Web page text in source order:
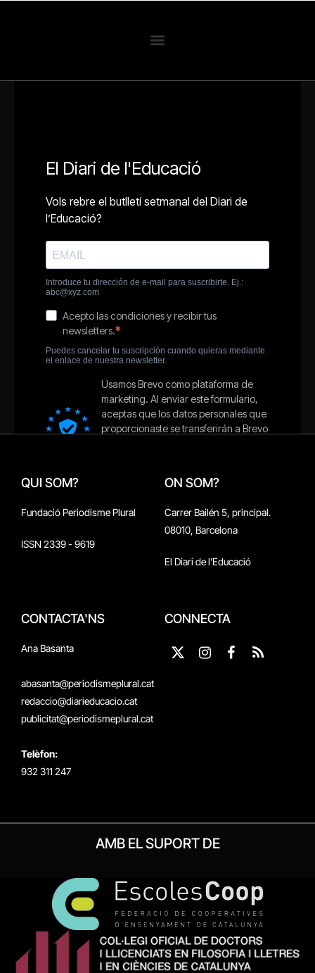
QUI SOM?
Fundació Periodisme Plural
ISSN 2339 - 9619
ON SOM?
Carrer Bailén 5, principal.
08010, Barcelona
El Diari de l'Educació
CONTACTA'NS
Ana Basanta
abasanta@periodismeplural.cat
redaccio@diarieducacio.cat
publicitat@periodismeplural.cat
Telèfon:
932 311 247
CONNECTA
X
Instagram
Facebook
RSS
AMB EL SUPORT DE